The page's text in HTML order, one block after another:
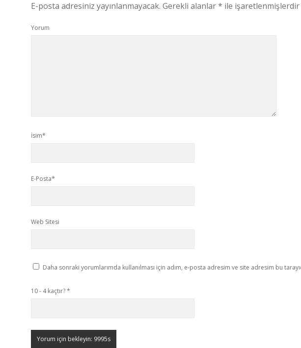
E-posta adresiniz yayınlanmayacak. Gerekli alanlar* ile işaretlenmişlerdir
Yorum
İsim*
E-Posta*
Web Sitesi
Daha sonraki yorumlarımda kullanılması için adım, e-posta adresim ve site adresim bu
10 - 4 kaçtır?*